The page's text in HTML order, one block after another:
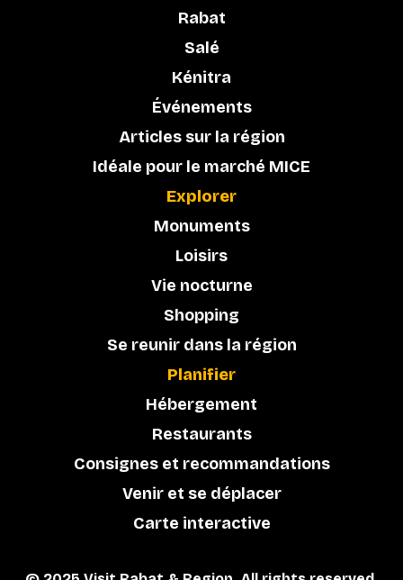
Rabat
Salé
Kénitra
Événements
Articles sur la région
Idéale pour le marché MICE
Explorer
Monuments
Loisirs
Vie nocturne
Shopping
Se reunir dans la région
Planifier
Hébergement
Restaurants
Consignes et recommandations
Venir et se déplacer
Carte interactive